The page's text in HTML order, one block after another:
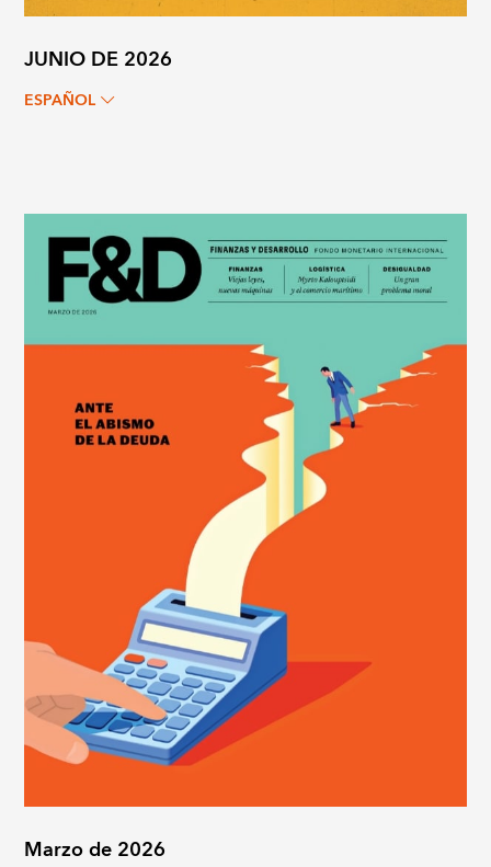
JUNIO DE 2026
ESPAÑOL
Marzo de 2026